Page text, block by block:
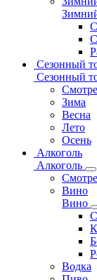
Сезонный
Сезонный
Зима
Весна
Лето
Осень
Алкоголь
Алкоголь
Вино
Вино
Водка